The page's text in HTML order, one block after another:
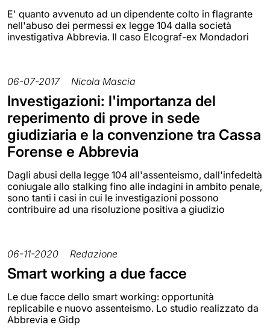
E' quanto avvenuto ad un dipendente colto in flagrante
nell'abuso dei permessi ex legge 104 dalla società
investigativa Abbrevia. Il caso Elcograf-ex Mondadori
06-07-2017 Nicola Mascia
Investigazioni: l'importanza del
reperimento di prove in sede
giudiziaria e la convenzione tra Cassa
Forense e Abbrevia
Dagli abusi della legge 104 all'assenteismo, dall'infedeltà
coniugale allo stalking fino alle indagini in ambito penale,
sono tanti i casi in cui le investigazioni possono
contribuire ad una risoluzione positiva a giudizio
06-11-2020 Redazione
Smart working a due facce
Le due facce dello smart working: opportunità
replicabile e nuovo assenteismo. Lo studio realizzato da
Abbrevia e Gidp